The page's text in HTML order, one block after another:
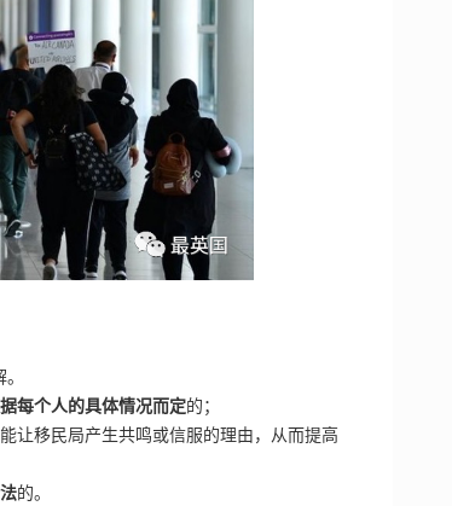
每个人的具体情况而定的；
让移民局产生共鸣或信服的理由，从而提高
的。